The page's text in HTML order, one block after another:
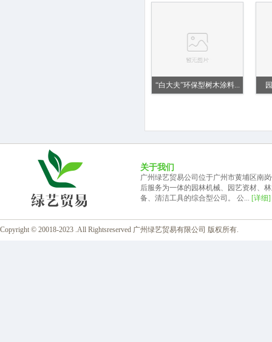
“白大夫”环保型树木涂料...
关于我们
广州绿艺贸易公司位于广州市黄埔区南
后服务为一体的园林机械、园艺资材、
备、清洁工具的综合型公司。 公... [详细]
Copyright © 20018-2023 .All Rightsreserved 广州绿艺贸易有限公司 版权所有.